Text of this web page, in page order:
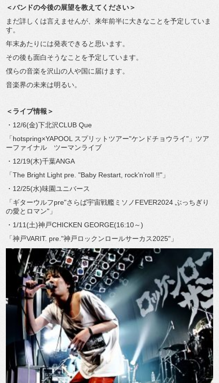
＜バンドの今後の展望を教えてください＞
まだ詳しくは言えませんが、来年前半に大きなことを予定していま
す。
年末あたりには発表できると思います。
その後も面白そうなことを予定しています。
僕らの音楽を沢山の人や国に届けます。
音楽界の未来は明るい。
＜ライブ情報＞
・12/6(金)下北沢CLUB Que
「hotspring×YAPOOL スプリットツアー"ケンドチョウライ"」ツア
ーファイナル ツーマンライブ
・12/19(木)千葉ANGA
「The Bright Light pre. "Baby Restart, rock’n’roll !!"」
・12/25(水)味園ユニバース
「ギターウルフpre"さらば宇宙戦艦ミソノFEVER2024 ぶっちぎり
の愛とロマン"」
・1/11(土)神戸CHICKEN GEORGE(16:10～)
「神戸VARIT. pre."神戸ロックンロールサーカス2025"」